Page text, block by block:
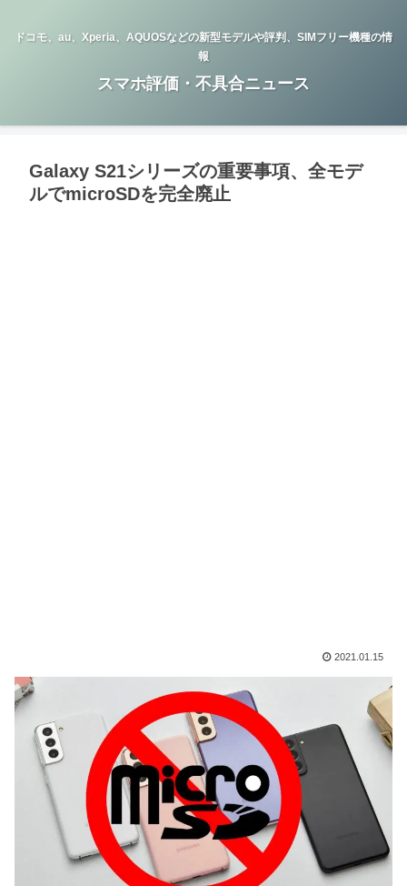
ドコモ、au、Xperia、AQUOSなどの新型モデルや評判、SIMフリー機種の情
報
スマホ評価・不具合ニュース
Galaxy S21シリーズの重要事項、全モデ
ルでmicroSDを完全廃止
2021.01.15